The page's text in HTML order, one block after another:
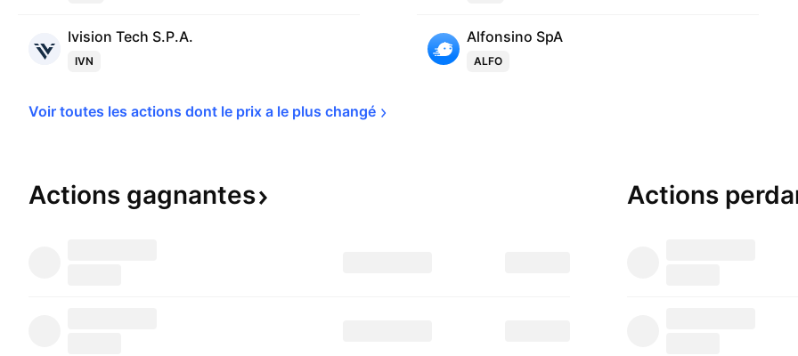
Ivision Tech S.P.A.
IVN
Alfonsino SpA
ALFO
Voir toutes les actions dont le prix a le plus changé
Actions gagnantes Actions